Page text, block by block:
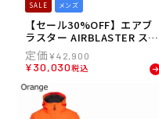
SALE メンズ
【セール30%OFF】エアブ
ラスター AIRBLASTER スノ
ボー スノボ スノーボード ウ
ェア パンツ BEAST ACCES
S PANT AB26MPNT-1201
メンズ 男性 25-26
¥42,900
¥30,030税込